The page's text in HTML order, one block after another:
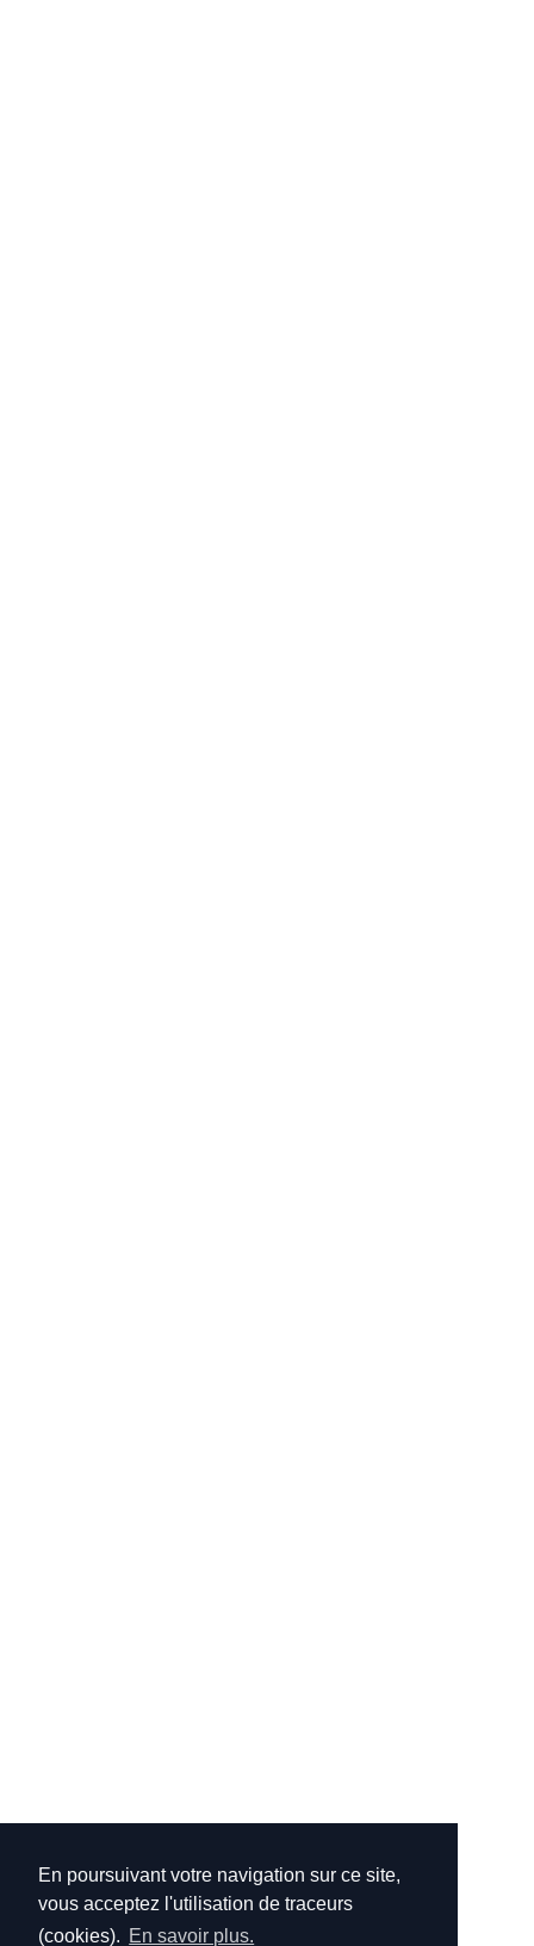
En poursuivant votre navigation sur ce site,
vous acceptez l'utilisation de traceurs
(cookies). En savoir plus.